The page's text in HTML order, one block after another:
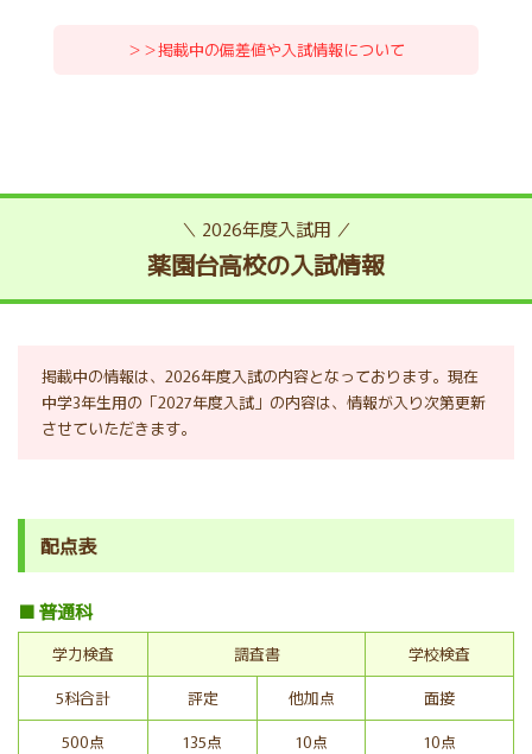
＞＞掲載中の偏差値や入試情報について
＼ 2026年度入試用 ／
薬園台高校の入試情報
掲載中の情報は、2026年度入試の内容となっております。現在
中学3年生用の「2027年度入試」の内容は、情報が入り次第更新
させていただきます。
配点表
■ 普通科
学力検査 調査書
学校検査
5科合計
評定 他加点
面接
500点
135点 10点 10点